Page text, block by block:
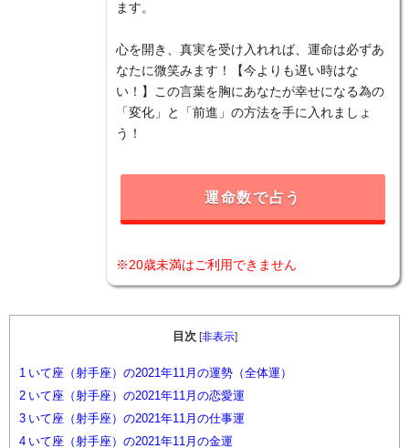
ます。
心を開き、真実を受け入れれば、運命は必ずあ
なたに微笑みます！【今よりも遅い時はな
い！】この言葉を胸にあなたが幸せになる為の
「変化」と「前進」の方法を手に入れましょ
う！
運命数で占う
※20歳未満はご利用できません
目次 非表示]
1 いて座（射手座）の2021年11月の運勢（全体運）
2 いて座（射手座）の2021年11月の恋愛運
3 いて座（射手座）の2021年11月の仕事運
4 いて座（射手座）の2021年11月の金運